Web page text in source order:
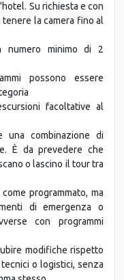
Su richiesta e con
la camera fino al
minimo di 2
possono essere
facoltative al
una combinazione di
È da prevedere che
o lascino il tour tra
programmato, ma
di emergenza o
con programmi
modifiche rispetto
o logistici, senza